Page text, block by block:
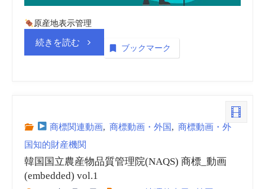
動
画
原産地表示管理
続きを読む“韓
立
農
産
ブックマーク
商標関連動画, 商標動画・外国, 商標動画・外
国知的財産機関
韓国国立農産物品質管理院(NAQS) 商標_動画
(embedded) vol.1